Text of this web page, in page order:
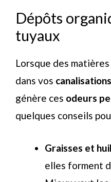
Dépôts
tuyaux
Lorsque des
dans vos canalisations
génère ces odeurs
quelques conseils
Graisses et
elles forment